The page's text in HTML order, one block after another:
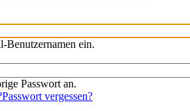
Benutzernamen ein.
Passwort an.
Passwort vergessen?